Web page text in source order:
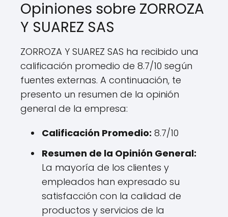
Opiniones sobre ZORROZA
Y SUAREZ SAS
ZORROZA Y SUAREZ SAS ha recibido una
calificación promedio de 8.7/10 según
fuentes externas. A continuación, te
presento un resumen de la opinión
general de la empresa:
Calificación Promedio: 8.7/10
Resumen de la Opinión General:
La mayoría de los clientes y
empleados han expresado su
satisfacción con la calidad de
productos y servicios de la